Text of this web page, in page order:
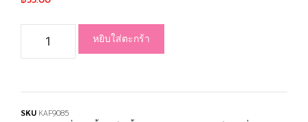
หยิบใส่ตะกร้า
SKU KAF9085